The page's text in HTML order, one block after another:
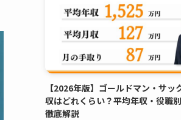
【2026年版】ゴールドマン・サッ
収はどれくらい？平均年収・役職
徹底解説